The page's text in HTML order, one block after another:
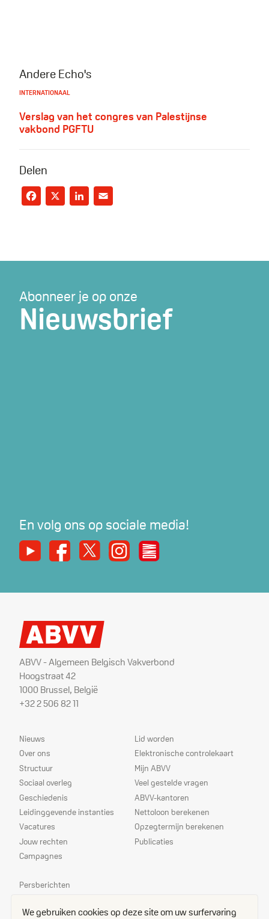
Andere Echo's
INTERNATIONAAL
Verslag van het congres van Palestijnse
vakbond PGFTU
Delen
Facebook
X LinkedIn
Abonneer je op onze
Nieuwsbrief
En volg ons op sociale media!
YoutubeFacebook
X InstagramDe Nieuwe Werker
ABVV - Algemeen Belgisch Vakverbond
Hoogstraat 42
1000 Brussel, België
+32 2 506 82 11
Sitemap
Nieuws
Over ons
Structuur
Sociaal overleg
Geschiedenis
Leidinggevende instanties
Vacatures
Jouw rechten
Campagnes
Dienstverlening
Lid worden
Elektronische controlekaart
Mijn ABVV
Veel gestelde vragen
ABVV-kantoren
Nettoloon berekenen
Opzegtermijn berekenen
Publicaties
Prioriteiten
Persberichten
Delegees
We gebruiken cookies op deze site om uw surfervaring